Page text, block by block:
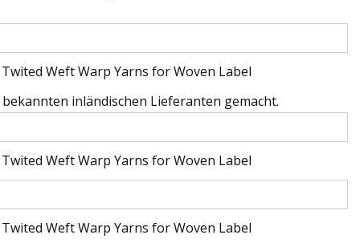
inländischen Lieferanten gemacht.